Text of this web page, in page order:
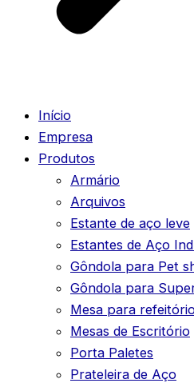
Início
Empresa
Produtos
Armário
Arquivos
Estante de aço leve
Estantes de Aço
Gôndola para Pet
Gôndola para
Mesa para
Mesas de Escritório
Porta Paletes
Prateleira de Aço